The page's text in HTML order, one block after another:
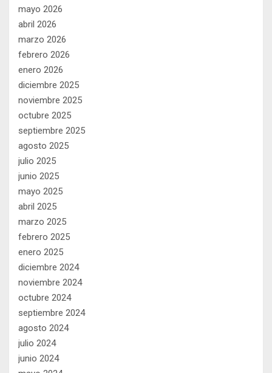
mayo 2026
abril 2026
marzo 2026
febrero 2026
enero 2026
diciembre 2025
noviembre 2025
octubre 2025
septiembre 2025
agosto 2025
julio 2025
junio 2025
mayo 2025
abril 2025
marzo 2025
febrero 2025
enero 2025
diciembre 2024
noviembre 2024
octubre 2024
septiembre 2024
agosto 2024
julio 2024
junio 2024